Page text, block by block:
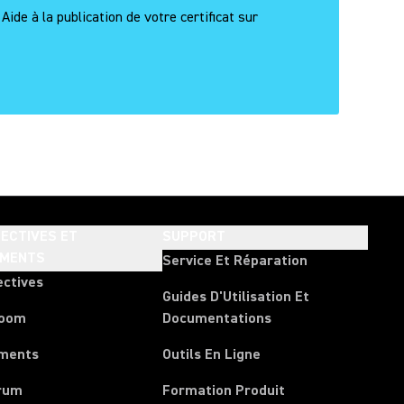
à la publication de votre certificat sur
Service Et Réparation
Guides D'Utilisation Et
Documentations
Outils En Ligne
Formation Produit